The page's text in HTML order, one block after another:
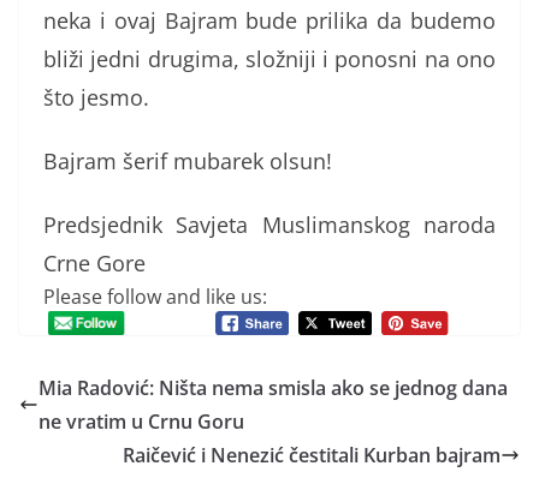
neka i ovaj Bajram bude prilika da budemo
bliži jedni drugima, složniji i ponosni na ono
što jesmo.
Bajram šerif mubarek olsun!
Predsjednik Savjeta Muslimanskog naroda
Crne Gore
Please follow and like us:
Mia Radović: Ništa nema smisla ako se jednog dana
ne vratim u Crnu Goru
Raičević i Nenezić čestitali Kurban bajram